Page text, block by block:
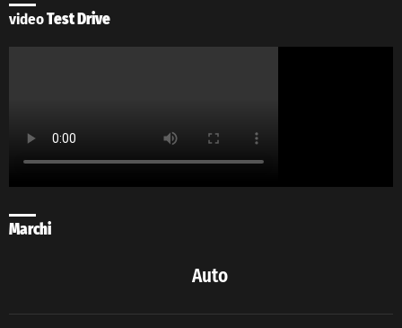
videoTest Drive
Marchi
Auto